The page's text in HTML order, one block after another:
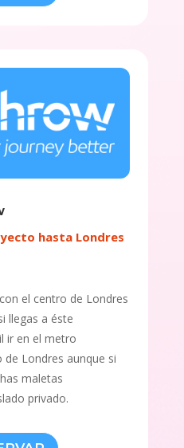
hasta Londres
el centro de Londres
llegas a éste
ir en el metro
Londres aunque si
maletas
privado.